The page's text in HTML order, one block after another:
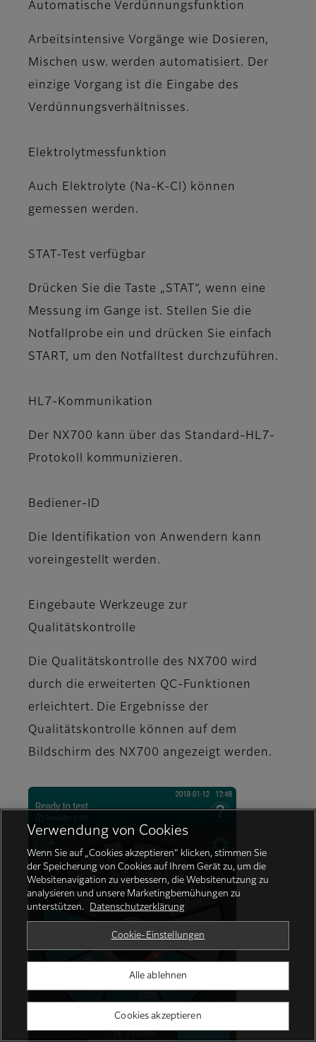
Automatische Verdünnungsfunktion
Arbeitsintensive Vorgänge wie Dosieren,
Mischen usw. werden automatisiert. Der
einzige Vorgang ist die Eingabe des
Verdünnungsverhältnisses.
Elektrolytmessfunktion
Auch Elektrolyte (Na-K-Cl) können
gemessen werden.
STAT-Test verfügbar
Drücken Sie die Taste „STAT“, wenn eine
Messung im Gange ist. Stellen Sie die
Notfallprobe ein und drücken Sie einfach
START, um den Notfalltest durchzuführen.
HL7-Kommunikation
Der NX700 kann über das Standard-HL7-
Protokoll kommunizieren.
Bediener-ID
Die Identifikation von Anwendern kann
voreingestellt werden.
Eingebaute Werkzeuge zur
Qualitätskontrolle
Die Qualitätskontrolle des NX700 wird
durch die erweiterten QC-Funktionen
erleichtert. Die Ergebnisse der
Qualitätskontrolle können auf dem
Bildschirm des NX700 angezeigt werden.
Verwendung von Cookies
Wenn Sie auf „Cookies akzeptieren“ klicken, stimmen Sie
der Speicherung von Cookies auf Ihrem Gerät zu, um die
Websitenavigation zu verbessern, die Websitenutzung zu
analysieren und unsere Marketingbemühungen zu
unterstützen.
Datenschutzerklärung
Cookie-Einstellungen
Alle ablehnen
Cookies akzeptieren